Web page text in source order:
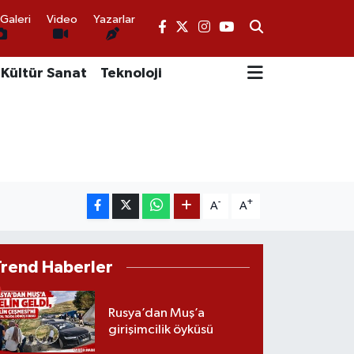
Video Yazarlar
Kültür Sanat Teknoloji
A- A+
Haberler
Rusya’dan Muş’a
girişimcilik öyküsü